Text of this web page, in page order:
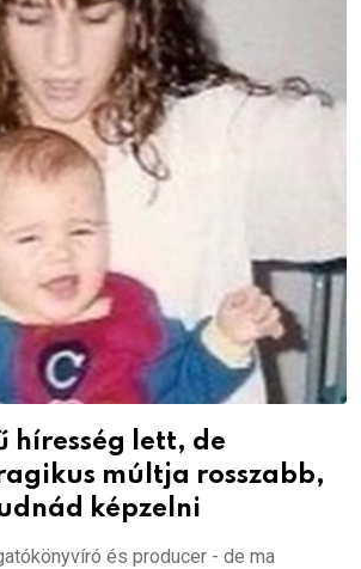
híresség lett, de
múltja rosszabb,
képzelni
és producer - de ma